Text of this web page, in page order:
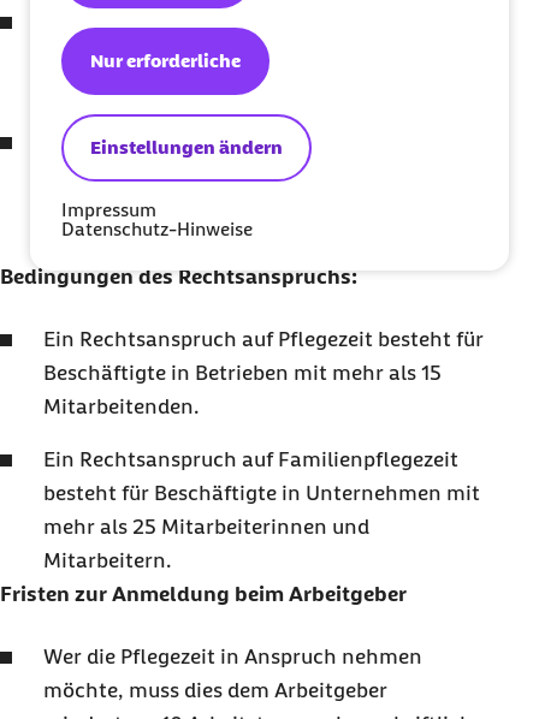
Einstellungen ändern
Nur erforderliche
Impressum
Datenschutz-Hinweise
Die Pflegezeit ermöglicht eine teilweise oder
vollständige Freistellung von Ihrer Tätigkeit
für bis zu sechs Monate.
Bei derFamilienpflegezeit
können Sie Ihre
wöchentliche Arbeitszeit für einen Zeitraum
von maximal 24 Monaten auf bis zu 15
Stunden reduzieren.
Bedingungen des Rechtsanspruchs:
Ein Rechtsanspruch auf Pflegezeit besteht für
Beschäftigte in Betrieben mit mehr als 15
Mitarbeitenden.
Ein Rechtsanspruch auf Familienpflegezeit
besteht für Beschäftigte in Unternehmen mit
mehr als 25 Mitarbeiterinnen und
Mitarbeitern.
Fristen zur Anmeldung beim Arbeitgeber
Wer die Pflegezeit in Anspruch nehmen
möchte, muss dies dem Arbeitgeber